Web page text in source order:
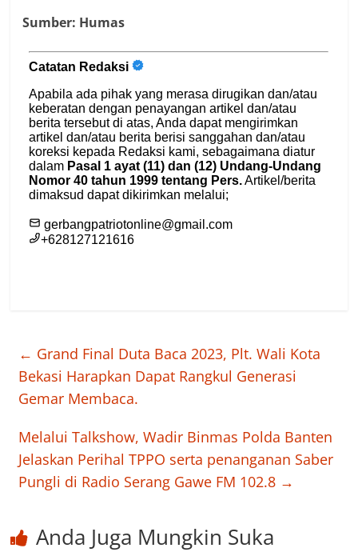
Sumber: Humas
← Grand Final Duta Baca 2023, Plt. Wali Kota
Bekasi Harapkan Dapat Rangkul Generasi
Gemar Membaca.
Melalui Talkshow, Wadir Binmas Polda Banten
Jelaskan Perihal TPPO serta penanganan Saber
Pungli di Radio Serang Gawe FM 102.8 →
Anda Juga Mungkin Suka